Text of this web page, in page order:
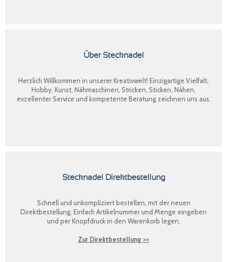
Über Stecknadel
Herzlich Willkommen in unserer Kreativwelt! Einzigartige Vielfalt,
Hobby, Kunst, Nähmaschinen, Stricken, Sticken, Nähen,
exzellenter Service und kompetente Beratung zeichnen uns aus.
Stecknadel Direktbestellung
Schnell und unkompliziert bestellen, mit der neuen
Direktbestellung . Einfach Artikelnummer und Menge eingeben
und per Knopfdruck in den Warenkorb legen.
Zur Direktbestellung >>